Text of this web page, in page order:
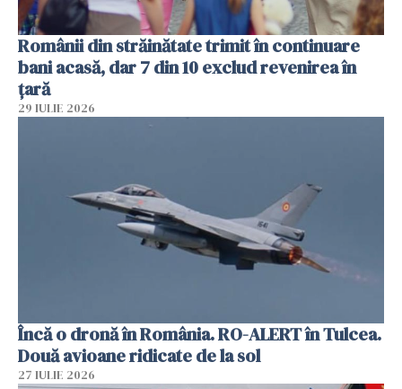
Românii din străinătate trimit în continuare
bani acasă, dar 7 din 10 exclud revenirea în
țară
29 IULIE 2026
Încă o dronă în România. RO-ALERT în Tulcea.
Două avioane ridicate de la sol
27 IULIE 2026